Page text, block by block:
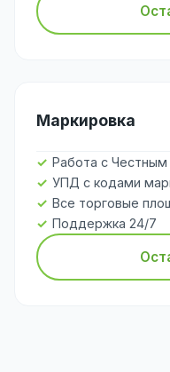
Маркировка
Работа с Честным
УПД с кодами
Все торговые
Поддержка 24/7